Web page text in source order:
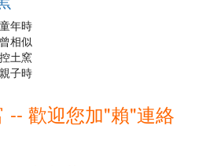
年時
相似
土窯
子時
-- 歡迎您加"賴"連絡